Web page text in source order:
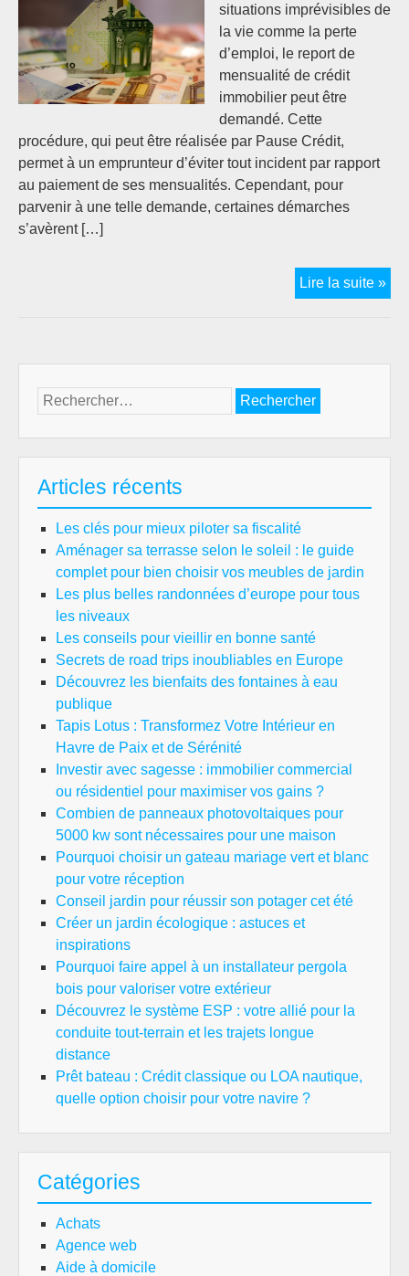
situations imprévisibles de
la vie comme la perte
d’emploi, le report de
mensualité de crédit
immobilier peut être
demandé. Cette
procédure, qui peut être réalisée par Pause Crédit,
permet à un emprunteur d’éviter tout incident par rapport
au paiement de ses mensualités. Cependant, pour
parvenir à une telle demande, certaines démarches
s’avèrent […]
Lire la suite »
de
?
Rechercher :
Articles récents
Les clés pour mieux piloter sa fiscalité
Aménager sa terrasse selon le soleil : le guide
complet pour bien choisir vos meubles de jardin
Les plus belles randonnées d’europe pour tous
les niveaux
Les conseils pour vieillir en bonne santé
Secrets de road trips inoubliables en Europe
Découvrez les bienfaits des fontaines à eau
publique
Tapis Lotus : Transformez Votre Intérieur en
Havre de Paix et de Sérénité
Investir avec sagesse : immobilier commercial
ou résidentiel pour maximiser vos gains ?
Combien de panneaux photovoltaiques pour
5000 kw sont nécessaires pour une maison
Pourquoi choisir un gateau mariage vert et blanc
pour votre réception
Conseil jardin pour réussir son potager cet été
Créer un jardin écologique : astuces et
inspirations
Pourquoi faire appel à un installateur pergola
bois pour valoriser votre extérieur
Découvrez le système ESP : votre allié pour la
conduite tout-terrain et les trajets longue
distance
Prêt bateau : Crédit classique ou LOA nautique,
quelle option choisir pour votre navire ?
Catégories
Achats
Agence web
Aide à domicile